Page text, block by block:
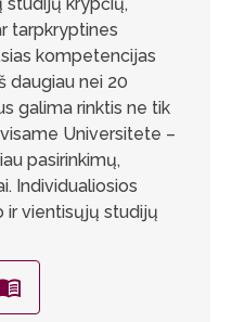
tarpkryptines
kompetencijas
daugiau nei 20
galima rinktis ne tik
Universitete –
pasirinkimų,
Individualiosios
ir vientisųjų studijų